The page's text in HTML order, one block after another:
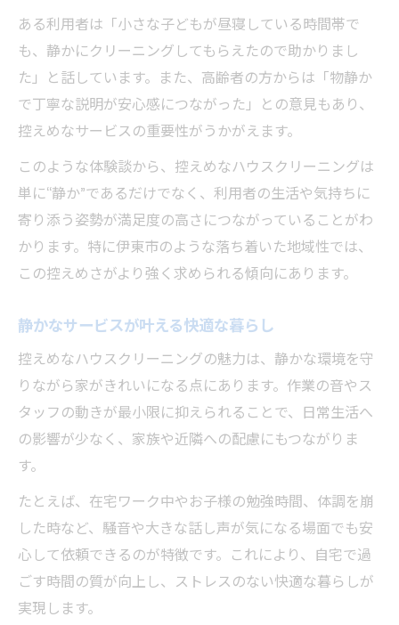
利用者の声から学ぶ選び方ポイント
快適な住まい作りを叶える控えめ掃除の魅力
控えめハウスクリーニングで快適空間実現
静かな清掃がもたらす生活のメリット
ハウスクリーニングで叶う居心地の良さ
控えめ作業が生活環境にもたらす影響
静かなサービスで心地よい住まい作り
安心して頼める伊東市ハウスクリーニング術
控えめサービスを選ぶ際の注意ポイント
依頼前に知りたい信頼できる対応とは
ハウスクリーニングで安心を得るコツ
なぜハウスクリーニングは静音が大切か
控えめ作業が生活に与える良い影響
静かな清掃を選ぶ利用者の本音とは
ハウスクリーニングで静音を重視する訳
ある利用者は「小さな子どもが昼寝している時間帯で
も、静かにクリーニングしてもらえたので助かりまし
た」と話しています。また、高齢者の方からは「物静か
で丁寧な説明が安心感につながった」との意見もあり、
控えめなサービスの重要性がうかがえます。
このような体験談から、控えめなハウスクリーニングは
単に“静か”であるだけでなく、利用者の生活や気持ちに
寄り添う姿勢が満足度の高さにつながっていることがわ
かります。特に伊東市のような落ち着いた地域性では、
この控えめさがより強く求められる傾向にあります。
静かなサービスが叶える快適な暮らし
控えめなハウスクリーニングの魅力は、静かな環境を守
りながら家がきれいになる点にあります。作業の音やス
タッフの動きが最小限に抑えられることで、日常生活へ
の影響が少なく、家族や近隣への配慮にもつながりま
す。
たとえば、在宅ワーク中やお子様の勉強時間、体調を崩
した時など、騒音や大きな話し声が気になる場面でも安
心して依頼できるのが特徴です。これにより、自宅で過
ごす時間の質が向上し、ストレスのない快適な暮らしが
実現します。